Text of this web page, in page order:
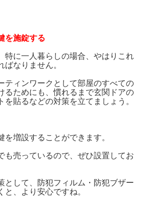
を施錠する
特に一人暮らしの場合、やはりこれ
ばなりません。
ティンワークとして部屋のすべての
るためにも、慣れるまで玄関ドアの
を貼るなどの対策を立てましょう。
増設することができます。
も売っているので、ぜひ設置してお
として、防犯フィルム・防犯ブザー
、より安心ですね。